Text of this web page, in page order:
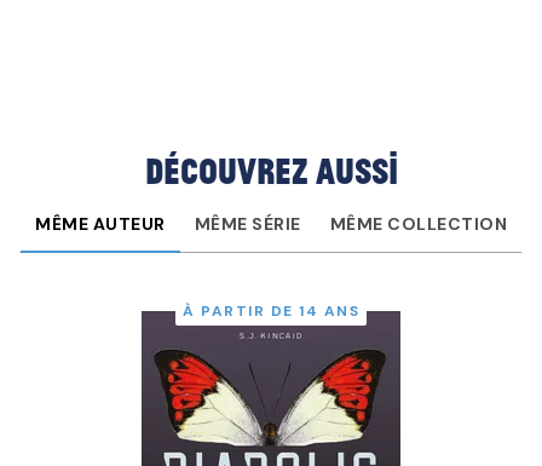
Découvrez aussi
MÊME AUTEUR MÊME SÉRIE MÊME COLLECTION
À PARTIR DE 14 ANS